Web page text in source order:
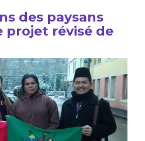
des paysans
projet révisé de